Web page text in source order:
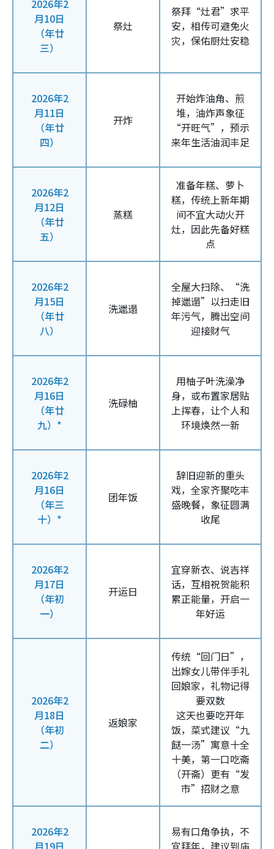
2026年2
月10日
（年廿
三）
祭灶
祭拜“灶君”求平
安，相传可避免火
灾，保佑厨灶安稳
2026年2
月11日
（年廿
四）
开炸
开始炸油角、煎
堆，油炸声象征
“开旺气”，预示
来年生活油润丰足
2026年2
月12日
（年廿
五）
蒸糕
准备年糕、萝卜
糕，传统上新年期
间不宜大动火开
灶，因此先备好糕
点
2026年2
月15日
（年廿
八）
洗邋遢
全屋大扫除、“洗
掉邋遢”以扫走旧
年污气，腾出空间
迎接财气
2026年2
月16日
（年廿
九）*
洗碌柚
用柚子叶洗澡净
身，或布置家居贴
上挥春，让个人和
环境焕然一新
2026年2
月16日
（年三
十）*
团年饭
辞旧迎新的重头
戏，全家齐聚吃丰
盛晚餐，象征圆满
收尾
2026年2
月17日
（年初
一）
开运日
宜穿新衣、说吉祥
话，互相祝贺能积
累正能量，开启一
年好运
2026年2
月18日
（年初
二）
返娘家
传统“回门日”，
出嫁女儿带伴手礼
回娘家，礼物记得
要双数
这天也要吃开年
饭，菜式建议“九
餸一汤”寓意十全
十美，第一口吃斋
（开斋）更有“发
市”招财之意
2026年2
月19日
易有口角争执，不
宜拜年，建议到庙